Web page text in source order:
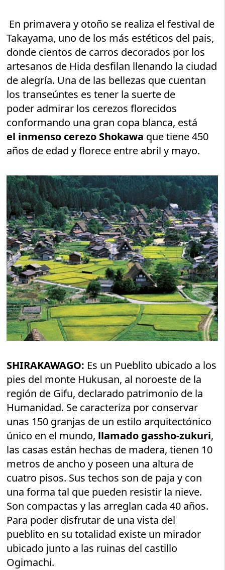
En primavera y otoño se realiza el festival de
Takayama, uno de los más estéticos del pais,
donde cientos de carros decorados por los
artesanos de Hida desfilan llenando la ciudad
de alegría. Una de las bellezas que cuentan
los transeúntes es tener la suerte de
poder admirar los cerezos florecidos
conformando una gran copa blanca, está
el inmenso cerezo Shokawa que tiene 450
años de edad y florece entre abril y mayo.
SHIRAKAWAGO: Es un Pueblito ubicado a los
pies del monte Hukusan, al noroeste de la
región de Gifu, declarado patrimonio de la
Humanidad. Se caracteriza por conservar
unas 150 granjas de un estilo arquitectónico
único en el mundo, llamado gassho-zukuri,
las casas están hechas de madera, tienen 10
metros de ancho y poseen una altura de
cuatro pisos. Sus techos son de paja y con
una forma tal que pueden resistir la nieve.
Son compactas y las arreglan cada 40 años.
Para poder disfrutar de una vista del
pueblito en su totalidad existe un mirador
ubicado junto a las ruinas del castillo
Ogimachi.